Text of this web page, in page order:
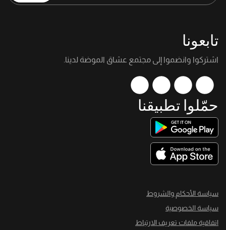
تابعونا
اشتركوا وانضموا إلى مجتمع عشاق الموضة لدينا.
حمّلوا تطبيقنا
سياسة الأحكام والشروط
سياسة الخصوصية
اتفاقية ملفات تعريف الارتباط